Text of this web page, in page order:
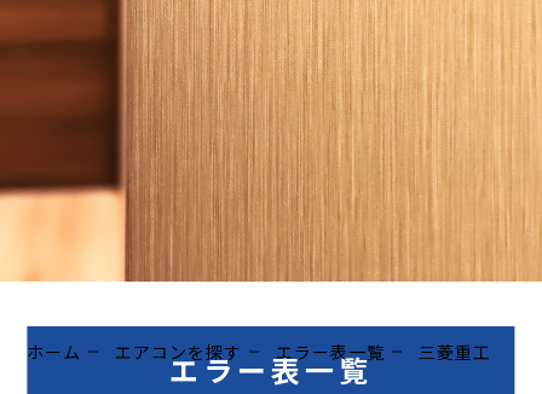
エラー表一覧
ホーム エアコンを探す エラー表一覧 三菱重工